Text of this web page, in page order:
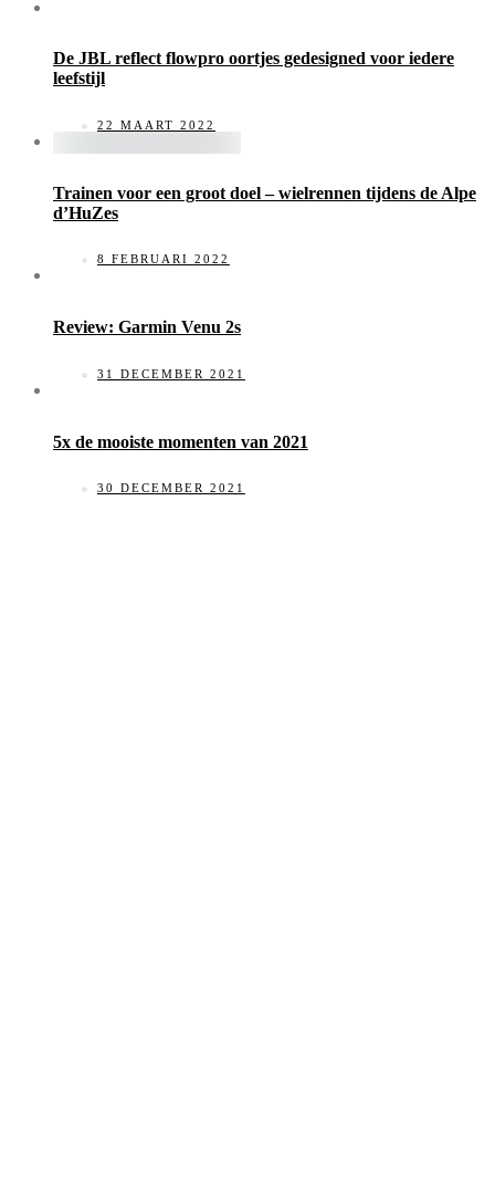
De JBL reflect flowpro oortjes gedesigned voor iedere
leefstijl
22 MAART 2022
Trainen voor een groot doel – wielrennen tijdens de Alpe
d’HuZes
8 FEBRUARI 2022
Review: Garmin Venu 2s
31 DECEMBER 2021
5x de mooiste momenten van 2021
30 DECEMBER 2021